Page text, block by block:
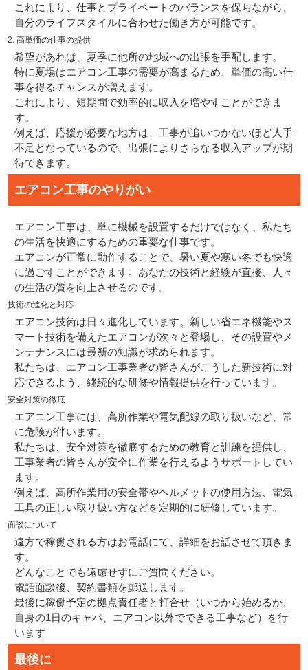
これにより、仕事とプライベートのバランスを保ちながら、
自分のライフスタイルに合わせた働き方が可能です。
2. 高単価の仕事の提供
希望があれば、夏季に他所の地域への出張を手配します。
特に夏場はエアコン工事の需要が高まるため、単価の高い仕
事を得るチャンスが増えます。
これにより、短期間で効率的に収入を増やすことができま
す。
例えば、応援が必要な地方は、工事が追いつかないほど人手
不足となっているので、出張によりさらなる収入アップが期
待できます。
エアコン工事のやりがい
エアコン工事は、単に機械を設置するだけではなく、私たち
の生活を快適にするための重要な仕事です。
エアコンが正常に動作することで、暑い夏や寒い冬でも快適
に過ごすことができます。あなたの技術と経験が直接、人々
の生活の質を向上させるのです。
技術の進化と対応
エアコン技術は日々進化しています。新しい省エネ機能やス
マート技術を備えたエアコンが次々と登場し、その設置やメ
ンテナンスには最新の知識が求められます。
私たちは、エアコン工事業者の皆さんがこうした新技術に対
応できるよう、継続的な研修や情報提供を行っています。
安全対策の徹底
エアコン工事には、高所作業や電気配線の取り扱いなど、常
に危険が伴います。
私たちは、安全対策を徹底するための教育と訓練を提供し、
工事業者の皆さんが安全に作業を行えるようサポートしてい
ます。
例えば、高所作業用の安全帯やヘルメットの使用方法、電気
工具の正しい取り扱い方などを定期的に研修しています。
面談について
遠方で稼働される方はお電話にて、詳細をお話させて頂きま
す。
どんなことでも遠慮せずにご質問ください。
電話面談後、契約書類を郵送します。
最後に稼働予定の拠点責任者と打合せ（いつから始めるか、
自身の1日のキャパ、エアコン以外でできる工事など）を行
います
最後に